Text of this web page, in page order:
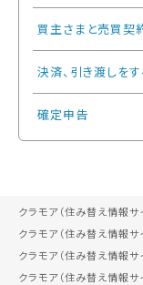
買主さまと売買契
決済、引き渡しをす
確定申告
クラモア（住み替え情報サ
クラモア（住み替え情報サ
クラモア（住み替え情報サ
クラモア（住み替え情報サ